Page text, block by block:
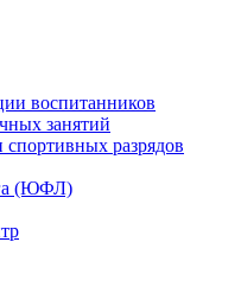
воспитанников
занятий
разрядов
(ЮФЛ)